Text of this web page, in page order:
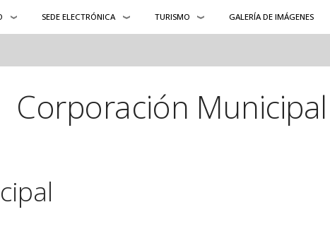
SEDE ELECTRÓNICA TURISMO GALERÍA DE IMÁGENES
Corporación Municipal